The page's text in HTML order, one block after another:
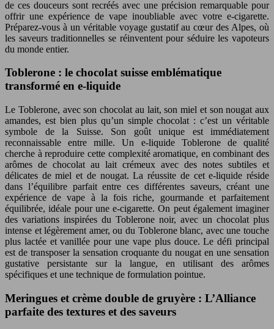
de ces douceurs sont recréés avec une précision remarquable pour
offrir une expérience de vape inoubliable avec votre e-cigarette.
Préparez-vous à un véritable voyage gustatif au cœur des Alpes, où
les saveurs traditionnelles se réinventent pour séduire les vapoteurs
du monde entier.
Toblerone : le chocolat suisse emblématique
transformé en e-liquide
Le Toblerone, avec son chocolat au lait, son miel et son nougat aux
amandes, est bien plus qu’un simple chocolat : c’est un véritable
symbole de la Suisse. Son goût unique est immédiatement
reconnaissable entre mille. Un e-liquide Toblerone de qualité
cherche à reproduire cette complexité aromatique, en combinant des
arômes de chocolat au lait crémeux avec des notes subtiles et
délicates de miel et de nougat. La réussite de cet e-liquide réside
dans l’équilibre parfait entre ces différentes saveurs, créant une
expérience de vape à la fois riche, gourmande et parfaitement
équilibrée, idéale pour une e-cigarette. On peut également imaginer
des variations inspirées du Toblerone noir, avec un chocolat plus
intense et légèrement amer, ou du Toblerone blanc, avec une touche
plus lactée et vanillée pour une vape plus douce. Le défi principal
est de transposer la sensation croquante du nougat en une sensation
gustative persistante sur la langue, en utilisant des arômes
spécifiques et une technique de formulation pointue.
Meringues et crème double de gruyère : L’Alliance
parfaite des textures et des saveurs